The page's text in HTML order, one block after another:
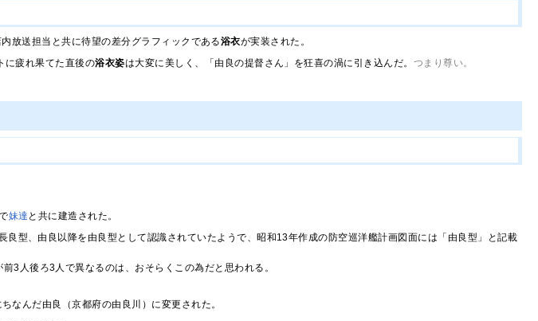
放送担当と共に待望の差分グラフィックである浴衣が実装された。
に疲れ果てた直後の浴衣姿は大変に美しく、「由良の提督さん」を狂喜の渦に引き込んだ。 つまり尊い。
妹達 と共に建造された。
良型、由良以降を由良型として認識されていたようで、昭和13年作成の防空巡洋艦計画図面には「由良型」と記載
3人後ろ3人で異なるのは、おそらくこの為だと思われる。
なんだ由良（京都府の由良川）に変更された。